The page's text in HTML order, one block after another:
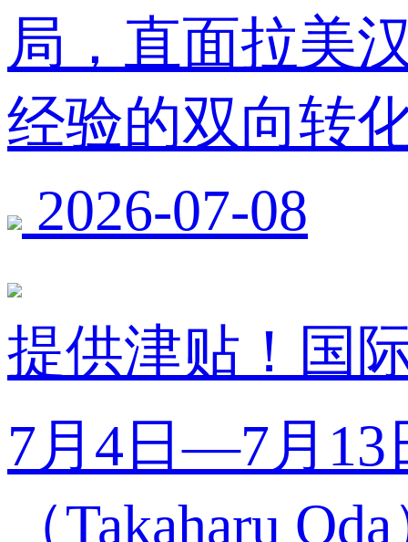
局，直面拉美
经验的双向转
2026-07-08
提供津贴！国
7月4日—7月13
（Takaharu